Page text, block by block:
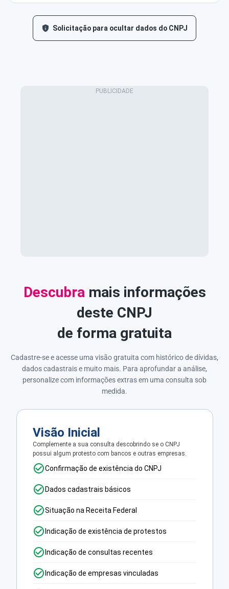
Solicitação para ocultar dados do CNPJ
Descubra mais informações
deste CNPJ
de forma gratuita
Cadastre-se e acesse uma visão gratuita com histórico de dívidas,
dados cadastrais e muito mais. Para aprofundar a análise,
personalize com informações extras em uma consulta sob
medida.
Visão Inicial
Complemente a sua consulta descobrindo se o CNPJ
possui algum protesto com bancos e outras empresas.
Confirmação de existência do CNPJ
Dados cadastrais básicos
Situação na Receita Federal
Indicação de existência de protestos
Indicação de consultas recentes
Indicação de empresas vinculadas